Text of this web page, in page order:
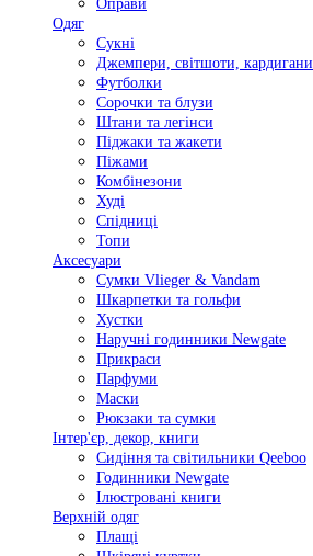
Оправи
Одяг
Сукні
Джемпери, світшоти, кардигани
Футболки
Сорочки та блузи
Штани та легінси
Піджаки та жакети
Піжами
Комбінезони
Худі
Спідниці
Топи
Аксесуари
Сумки Vlieger & Vandam
Шкарпетки та гольфи
Хустки
Наручні годинники Newgate
Прикраси
Парфуми
Маски
Рюкзаки та сумки
Інтер'єр, декор, книги
Сидіння та світильники Qeeboo
Годинники Newgate
Ілюстровані книги
Верхній одяг
Плащі